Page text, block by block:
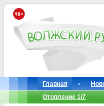
Главная
Отопление 1/7